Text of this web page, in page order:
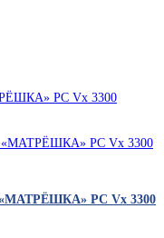
«МАТРЁШКА» PC Vx 3300